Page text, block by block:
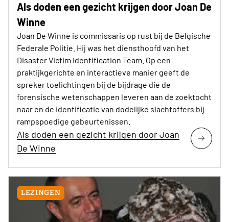
Als doden een gezicht krijgen door Joan De
Winne
Joan De Winne is commissaris op rust bij de Belgische
Federale Politie. Hij was het diensthoofd van het
Disaster Victim Identification Team. Op een
praktijkgerichte en interactieve manier geeft de
spreker toelichtingen bij de bijdrage die de
forensische wetenschappen leveren aan de zoektocht
naar en de identificatie van dodelijke slachtoffers bij
rampspoedige gebeurtenissen.
Als doden een gezicht krijgen door Joan
De Winne
LEZINGEN